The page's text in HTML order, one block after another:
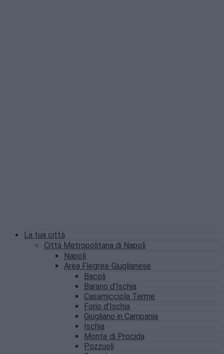
La tua città
Città Metropolitana di Napoli
Napoli
Area Flegrea-Giuglianese
Bacoli
Barano d’Ischia
Casamicciola Terme
Forio d’Ischia
Giugliano in Campania
Ischia
Monte di Procida
Pozzuoli